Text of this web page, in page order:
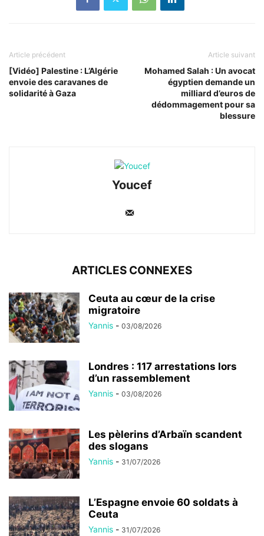
Article précédent
[Vidéo] Palestine : L’Algérie
envoie des caravanes de
solidarité à Gaza
Article suivant
Mohamed Salah : Un avocat
égyptien demande un
milliard d’euros de
dédommagement pour sa
blessure
Youcef
ARTICLES CONNEXES
Ceuta au cœur de la crise
migratoire
Yannis - 03/08/2026
Londres : 117 arrestations lors
d’un rassemblement
Yannis - 03/08/2026
Les pèlerins d’Arbaïn scandent
des slogans
Yannis - 31/07/2026
L’Espagne envoie 60 soldats à
Ceuta
Yannis - 31/07/2026